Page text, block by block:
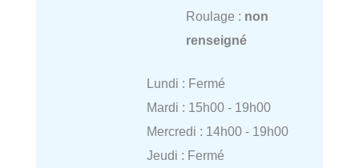
Roulage : non
renseigné
Lundi : Fermé
Mardi : 15h00 - 19h00
Mercredi : 14h00 - 19h00
Jeudi : Fermé